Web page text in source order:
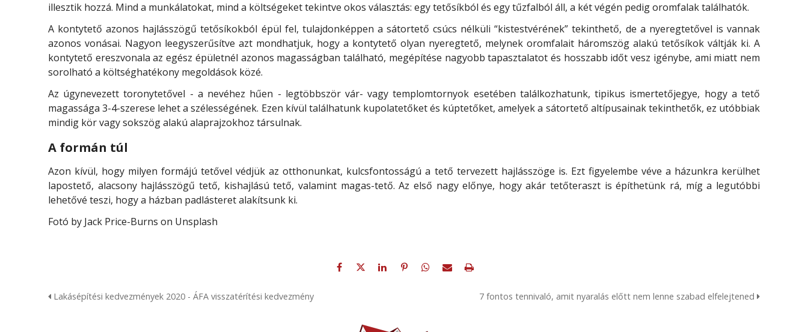
illesztik hozzá. Mind a munkálatokat, mind a költségeket tekintve okos választás: egy tetősíkból és egy tűzfalból áll, a két végén pedig oromfalak találhatók.
A kontytető azonos hajlásszögű tetősíkokból épül fel, tulajdonképpen a sátortető csúcs nélküli “kistestvérének” tekinthető, de a nyeregtetővel is vannak
azonos vonásai. Nagyon leegyszerűsítve azt mondhatjuk, hogy a kontytető olyan nyeregtető, melynek oromfalait háromszög alakú tetősíkok váltják ki. A
kontytető ereszvonala az egész épületnél azonos magasságban található, megépítése nagyobb tapasztalatot és hosszabb időt vesz igénybe, ami miatt nem
sorolható a költséghatékony megoldások közé.
Az úgynevezett toronytetővel - a nevéhez hűen - legtöbbször vár- vagy templomtornyok esetében találkozhatunk, tipikus ismertetőjegye, hogy a tető
magassága 3-4-szerese lehet a szélességének. Ezen kívül találhatunk kupolatetőket és kúptetőket, amelyek a sátortető altípusainak tekinthetők, ez utóbbiak
mindig kör vagy sokszög alakú alaprajzokhoz társulnak.
A formán túl
Azon kívül, hogy milyen formájú tetővel védjük az otthonunkat, kulcsfontosságú a tető tervezett hajlásszöge is. Ezt figyelembe véve a házunkra kerülhet
lapostető, alacsony hajlásszögű tető, kishajlású tető, valamint magas-tető. Az első nagy előnye, hogy akár tetőteraszt is építhetünk rá, míg a legutóbbi
lehetővé teszi, hogy a házban padlásteret alakítsunk ki.
Fotó by Jack Price-Burns on Unsplash
Lakásépítési kedvezmények 2020 - ÁFA visszatérítési kedvezmény 7 fontos tennivaló, amit nyaralás előtt nem lenne szabad elfelejtened